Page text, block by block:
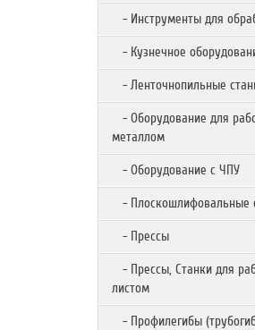
- Инструменты для
- Кузнечное
- Ленточнопильные
- Оборудование для
металлом
- Оборудование с ЧПУ
- Плоскошлифовальные
- Прессы
- Прессы, Станки для
листом
- Профилегибы